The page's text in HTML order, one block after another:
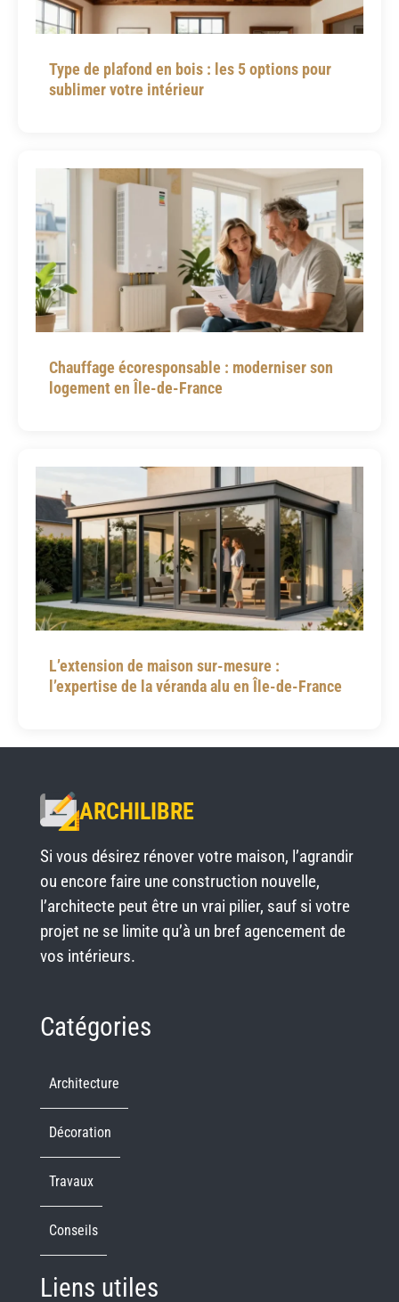
Type de plafond en bois : les 5 options pour
sublimer votre intérieur
Chauffage écoresponsable : moderniser son
logement en Île-de-France
L’extension de maison sur-mesure :
l’expertise de la véranda alu en Île-de-France
ARCHILIBRE
Si vous désirez rénover votre maison, l’agrandir
ou encore faire une construction nouvelle,
l’architecte peut être un vrai pilier, sauf si votre
projet ne se limite qu’à un bref agencement de
vos intérieurs.
Catégories
Architecture
Décoration
Travaux
Conseils
Liens utiles